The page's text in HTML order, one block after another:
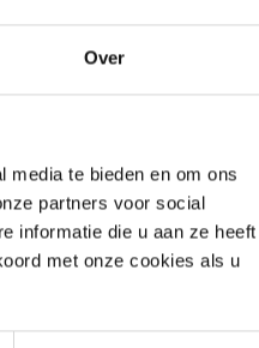
Over
media te bieden en om ons
partners voor social
informatie die u aan ze heeft
met onze cookies als u